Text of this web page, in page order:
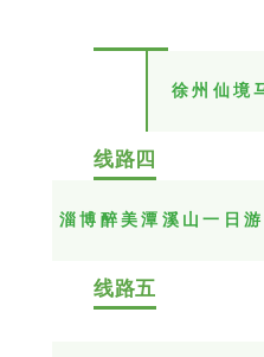
徐州仙境
线路四
淄博醉美潭溪山一日游
线路五